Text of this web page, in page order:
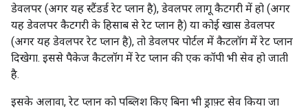
डेवलपर (अगर यह स्टैंडर्ड रेट प्लान है), डेवलपर लागू कैटगरी में हो (अगर
यह डेवलपर कैटगरी के हिसाब से रेट प्लान है) या कोई खास डेवलपर
(अगर यह डेवलपर रेट प्लान है), तो डेवलपर पोर्टल में कैटलॉग में रेट प्लान
दिखेगा. इससे पैकेज कैटलॉग में रेट प्लान की एक कॉपी भी सेव हो जाती
है.
इसके अलावा, रेट प्लान को पब्लिश किए बिना भी ड्राफ़्ट सेव किया जा